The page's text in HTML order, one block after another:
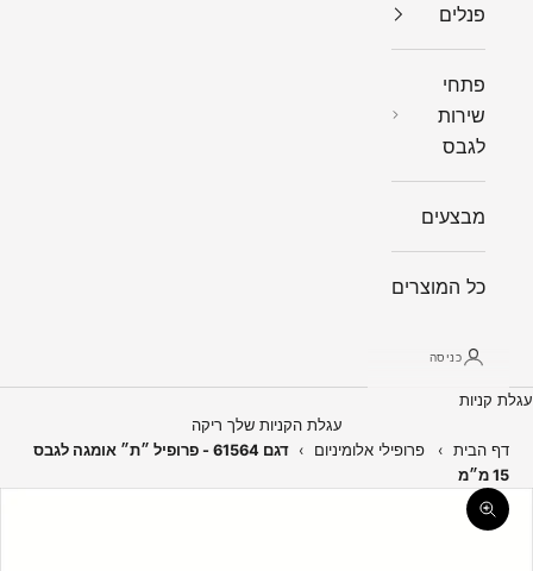
פנלים
פתחי
שירות
לגבס
מבצעים
כל המוצרים
כניסה
עגלת קניות
עגלת הקניות שלך ריקה
דף הבית › פרופילי אלומיניום ›
דגם 61564 - פרופיל ״ת״ אומגה לגבס
15 מ״מ
תקריב